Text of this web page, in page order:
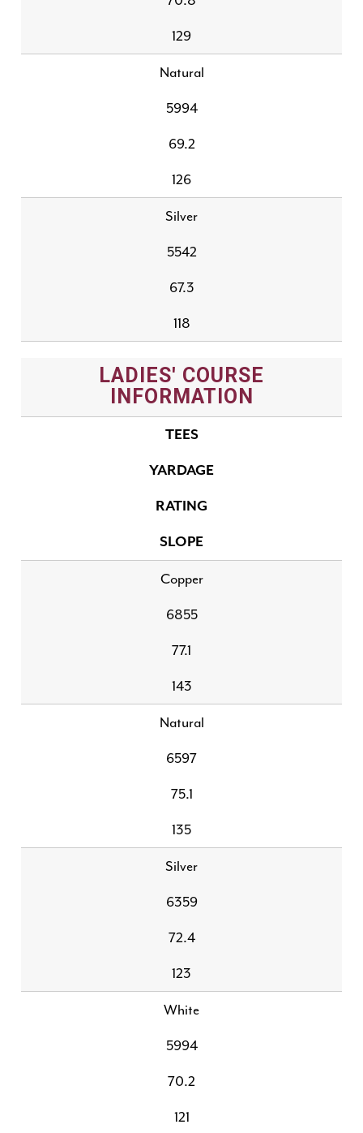
129
Natural
5994
69.2
126
Silver
5542
67.3
118
LADIES' COURSE
INFORMATION
TEES
YARDAGE
RATING
SLOPE
Copper
6855
77.1
143
Natural
6597
75.1
135
Silver
6359
72.4
123
White
5994
70.2
121